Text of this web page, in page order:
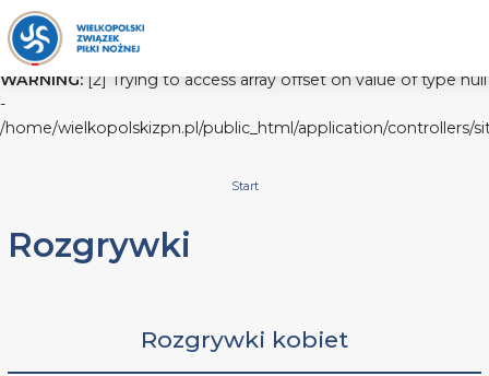
WARNING:[2] Trying to access array offset on value of type null
-
/home/wielkopolskizpn.pl/public_html/application/controllers/
Start
Rozgrywki
Rozgrywki kobiet